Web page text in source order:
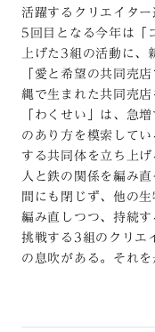
活躍するクリエイタ
5回目となる今年は「
上げた3組の活動に、
「愛と希望の共同売
縄で生まれた共同売
「わくせい」は、急
のあり方を模索して
する共同体を立ち上
人と鉄の関係を編み
間にも閉じず、他の
編み直しつつ、持続
挑戦する3組のクリエ
の息吹がある。それ